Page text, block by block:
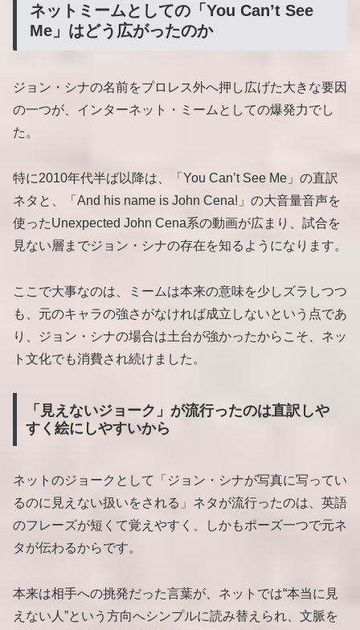
ネットミームとしての「You Can’t See
Me」はどう広がったのか
ジョン・シナの名前をプロレス外へ押し広げた大きな要因
の一つが、インターネット・ミームとしての爆発力でし
た。
特に2010年代半ば以降は、「You Can’t See Me」の直訳
ネタと、「And his name is John Cena!」の大音量音声を
使ったUnexpected John Cena系の動画が広まり、試合を
見ない層までジョン・シナの存在を知るようになります。
ここで大事なのは、ミームは本来の意味を少しズラしつつ
も、元のキャラの強さがなければ成立しないという点であ
り、ジョン・シナの場合は土台が強かったからこそ、ネッ
ト文化でも消費され続けました。
「見えないジョーク」が流行ったのは直訳しや
すく絵にしやすいから
ネットのジョークとして「ジョン・シナが写真に写ってい
るのに見えない扱いをされる」ネタが流行ったのは、英語
のフレーズが短くて覚えやすく、しかもポーズ一つで元ネ
タが伝わるからです。
本来は相手への挑発だった言葉が、ネットでは“本当に見
えない人”という方向へシンプルに読み替えられ、文脈を